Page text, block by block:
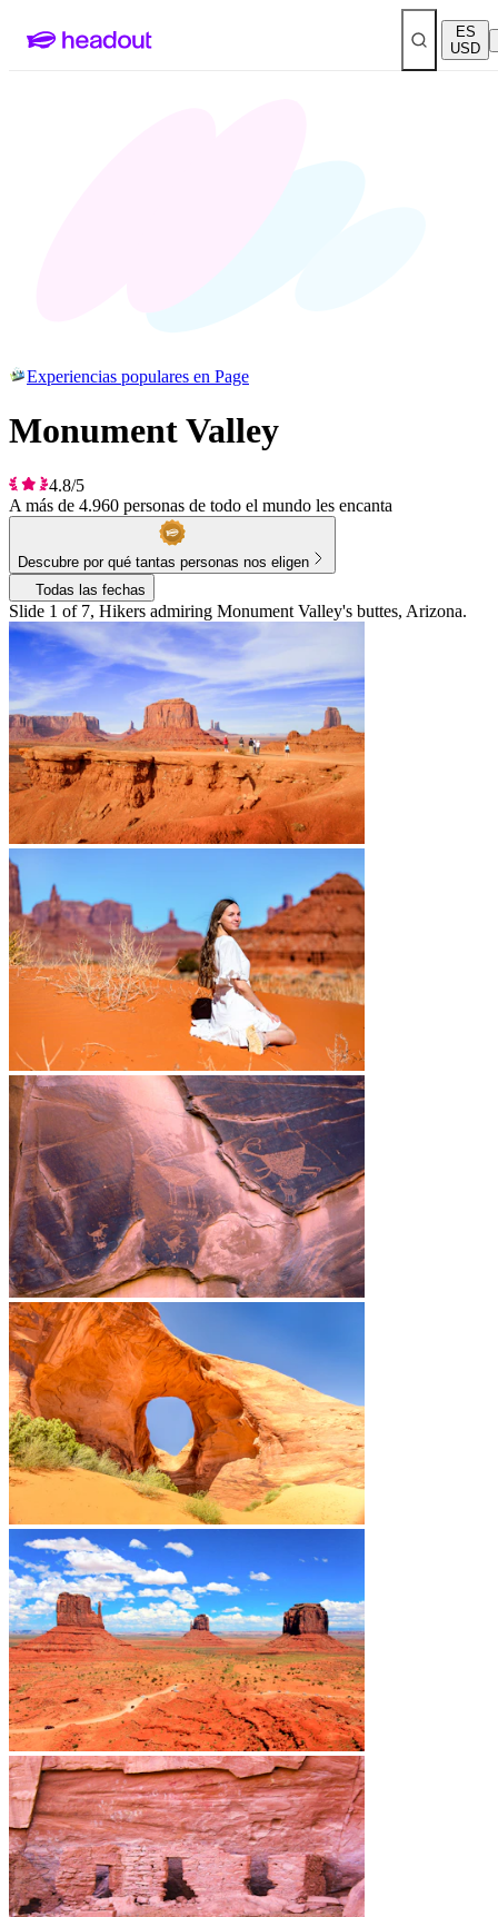
ES
USD
Experiencias populares en Page
Monument Valley
4.8/5
A más de 4.960 personas de todo el mundo les encanta
Descubre por qué tantas personas nos eligen
Todas las fechas
Slide 1 of 7, Hikers admiring Monument Valley's buttes, Arizona.